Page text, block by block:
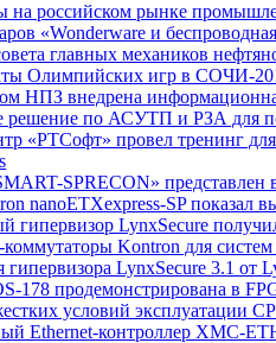
на российском рынке
«Wonderware и
главных механиков
Олимпийских игр в СОЧИ-
НПЗ внедрена
решение по АСУТП и РЗА для
«РТСофт» провел тренинг
SPRECON»
nanoETXexpress-SP показал
гипервизор LynxSecure
Kontron для
гипервизора LynxSecure 3.1 от
178 продемонстрирована в
условий эксплуатации
Ethernet-контроллер XMC-